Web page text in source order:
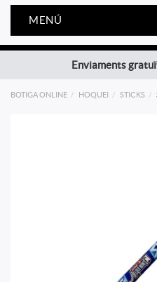
MENÚ
Enviaments
BOTIGA ONLINE HOQUEI STICKS